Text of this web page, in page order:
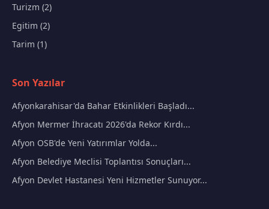
Turizm (2)
Egitim (2)
Tarim (1)
Son Yazılar
Afyonkarahisar'da Bahar Etkinlikleri Başladı...
Afyon Mermer İhracatı 2026'da Rekor Kırdı...
Afyon OSB'de Yeni Yatırımlar Yolda...
Afyon Belediye Meclisi Toplantısı Sonuçları...
Afyon Devlet Hastanesi Yeni Hizmetler Sunuyor...